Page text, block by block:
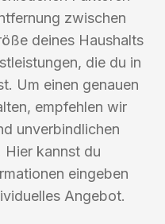
zwischen
deines Haushalts
die du in
Um einen genauen
empfehlen wir
unverbindlichen
Hier kannst du
eingeben
Angebot.